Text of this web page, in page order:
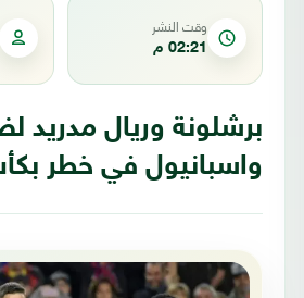
وقت النشر
02:21 م
برشلونة وريال مدريد
واسبانيول في خطر